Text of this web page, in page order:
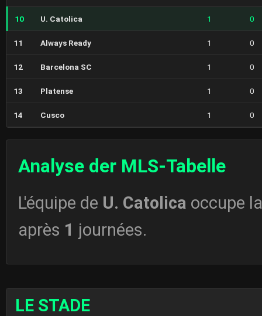
10 U. Catolica 1 0
11 Always Ready 1 0
12 Barcelona SC 1 0
13 Platense 1 0
14 Cusco 1 0
Analyse der MLS-Tabelle
L'équipe de U. Catolica occupe
après 1 journées.
LE STADE